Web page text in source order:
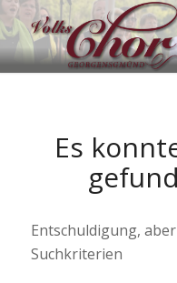
Es
Entschuldigung,
Suchkriterien